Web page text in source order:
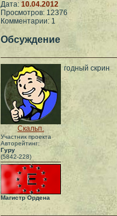
Дата: 10.04.2012
Просмотров: 12376
Комментарии: 1
Обсуждение
Скальп.
Участник проекта
Авторейтинг:
Гуру
(5842-228)
Магистр Ордена
годный скрин